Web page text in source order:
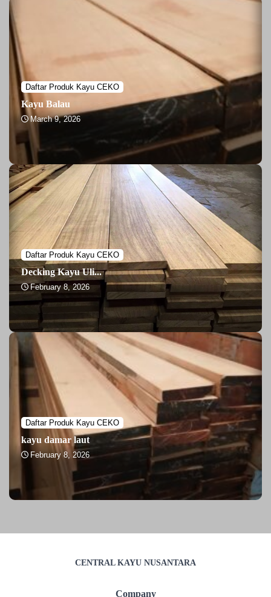
Daftar Produk Kayu CEKO
Kayu Balau
March 9, 2026
Daftar Produk Kayu CEKO
Decking Kayu Uli...
February 8, 2026
Daftar Produk Kayu CEKO
kayu damar laut
February 8, 2026
CENTRAL KAYU NUSANTARA
Company